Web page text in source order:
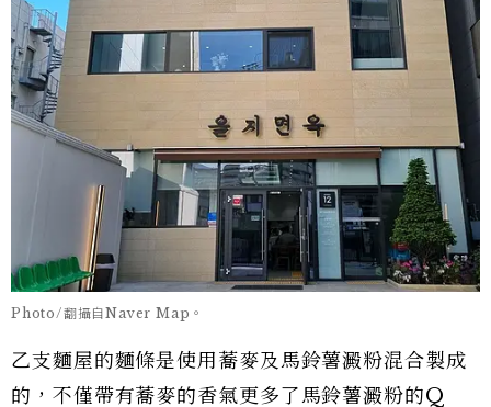
Photo/翻攝自Naver Map。
乙支麵屋的麵條是使用蕎麥及馬鈴薯澱粉混合製成
的，不僅帶有蕎麥的香氣更多了馬鈴薯澱粉的Q